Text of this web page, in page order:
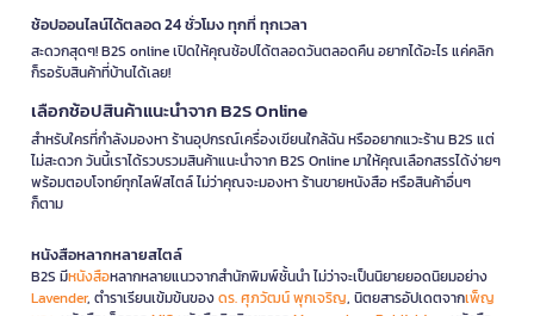
ช้อปออนไลน์ได้ตลอด 24 ชั่วโมง ทุกที่ ทุกเวลา
สะดวกสุดๆ! B2S online เปิดให้คุณช้อปได้ตลอดวันตลอดคืน อยากได้อะไร แค่คลิก
ก็รอรับสินค้าที่บ้านได้เลย!
เลือกช้อปสินค้าแนะนำจาก B2S Online
สำหรับใครที่กำลังมองหา ร้านอุปกรณ์เครื่องเขียนใกล้ฉัน หรืออยากแวะร้าน B2S แต่
ไม่สะดวก วันนี้เราได้รวบรวมสินค้าแนะนำจาก B2S Online มาให้คุณเลือกสรรได้ง่ายๆ
พร้อมตอบโจทย์ทุกไลฟ์สไตล์ ไม่ว่าคุณจะมองหา ร้านขายหนังสือ หรือสินค้าอื่นๆ
ก็ตาม
หนังสือหลากหลายสไตล์
B2S มีหนังสือหลากหลายแนวจากสำนักพิมพ์ชั้นนำ ไม่ว่าจะเป็นนิยายยอดนิยมอย่าง
Lavender, ตำราเรียนเข้มข้นของดร. ศุภวัฒน์ พุกเจริญ, นิตยสารอัปเดตจากเพ็ญ